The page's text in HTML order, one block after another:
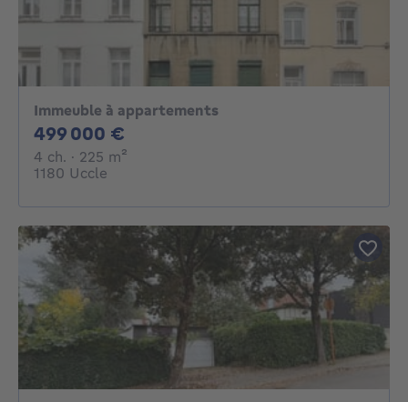
Immeuble à appartements
499 000 €
4 ch. 4 chambres
· 225 m²
1180 Uccle